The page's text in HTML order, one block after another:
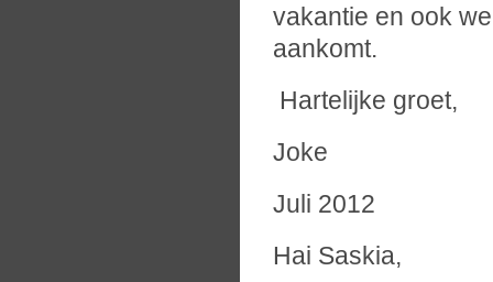
vakantie en ook
aankomt.
Hartelijke groet,
Joke
Juli 2012
Hai Saskia,